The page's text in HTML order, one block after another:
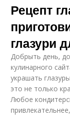
Рецепт
глазури
Добрыть день,
кулинарного
украшать
это не только
Любое